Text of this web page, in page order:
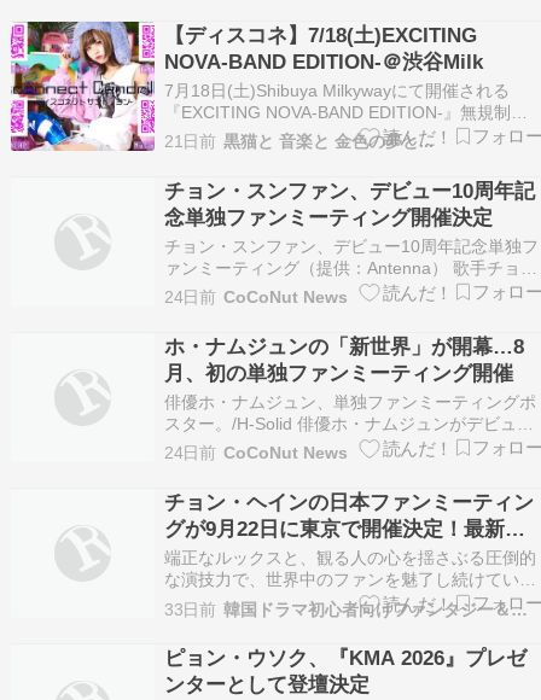
【ディスコネ】7/18(土)EXCITING
NOVA-BAND EDITION-＠渋谷Milk
7月18日(土)Shibuya Milkywayにて開催される
『EXCITING NOVA-BAND EDITION-』無規制
LIVE に出演します チケット予約受付中????※デ
ィスコネ入場でパスカードプレゼント ファンミー
ティングも予約受付中 詳細は、下記サイトをご覧
くださ…
21日前 黒猫と 音楽と 金色の夢と...
チョン・スンファン、デビュー10周年記
念単独ファンミーティング開催決定
チョン・スンファン、デビュー10周年記念単独フ
ァンミーティング（提供：Antenna） 歌手チョ
ン・スンファンが、単独ファンミーティングの全
席完売を記録し、熱い人気を証明しました。 チョ
ン・スンファンは来る8月21日〜2 […]
24日前 CoCoNut News
ホ・ナムジュンの「新世界」が開幕…8
月、初の単独ファンミーティング開催
俳優ホ・ナムジュン、単独ファンミーティングポ
スター。/H-Solid 俳優ホ・ナムジュンがデビュー
後初となる単独ファンミーティングを開催しま
す。 所属事務所のH-Solidは13日、ホ・ナムジュ
ンが8月22日午後6時、ソ […]
24日前 CoCoNut News
チョン・ヘインの日本ファンミーティン
グが9月22日に東京で開催決定！最新作
の感想を語り合う特別な秋の一夜
端正なルックスと、観る人の心を揺さぶる圧倒的
な演技力で、世界中のファンを魅了し続けている
俳優チョン・ヘインさん。日本のファンにとっ
て、これ以上ない最高のご褒美となるニュースが
飛び込んできました。 チョン・ヘインさんが
2026年9月22日（火・祝）に、東京ガーデンシア
ターにて単独フ…
33日前 韓国ドラマ初心者向けファンタジー＆情報館
ピョン・ウソク、『KMA 2026』プレゼ
ンターとして登壇決定